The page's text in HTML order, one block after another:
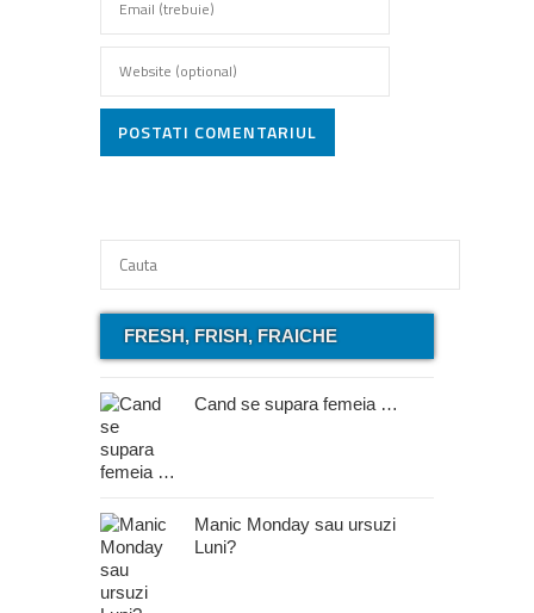
POSTATI COMENTARIUL
FRESH, FRISH, FRAICHE
Cand se supara femeia …
Manic Monday sau ursuzi
Luni?